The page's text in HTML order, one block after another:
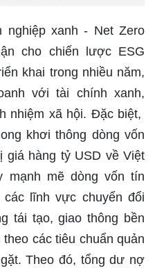
nghiệp xanh - Net Zero
cho chiến lược ESG
khai trong nhiều năm,
với tài chính xanh,
nhiệm xã hội. Đặc biệt,
khơi thông dòng vốn
giá hàng tỷ USD về Việt
mạnh mẽ dòng vốn tín
lĩnh vực chuyển đổi
tái tạo, giao thông bền
các tiêu chuẩn quản
Theo đó, tổng dư nợ